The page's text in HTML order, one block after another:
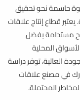
حاسمة نحو تحقيق
قطاع إنتاج علاقات
مستدامة بفضل
المحلية
العالية، توفر دراسة
في مصنع علاقات
المحتملة.